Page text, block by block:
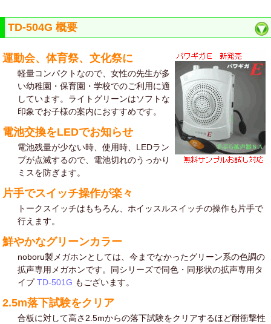
TD-504G 概要
運動会、体育祭、文化祭に
軽量コンパクトなので、女性の先生が多
い幼稚園・保育園・学校でのご利用に適
しています。ライトグリーンはソフトな
印象でお子様の案内におすすめです。
電池交換をLEDでお知らせ
電池残量が少ない時、使用時、LEDラン
プが点滅するので、電池切れのうっかり
ミスを防ぎます。
片手でスイッチ操作が楽々
トークスイッチはもちろん、ホイッスルスイッチの操作も片手で
行えます。
鮮やかなグリーンカラー
noboru製メガホンとしては、今までなかったグリーン系の色調の
拡声専用メガホンです。同シリーズで同色・同形状の拡声専用タ
イプTD-501G もございます。
2.5m落下試験をクリア
合板に対して高さ2.5mからの落下試験をクリアするほど耐衝撃性